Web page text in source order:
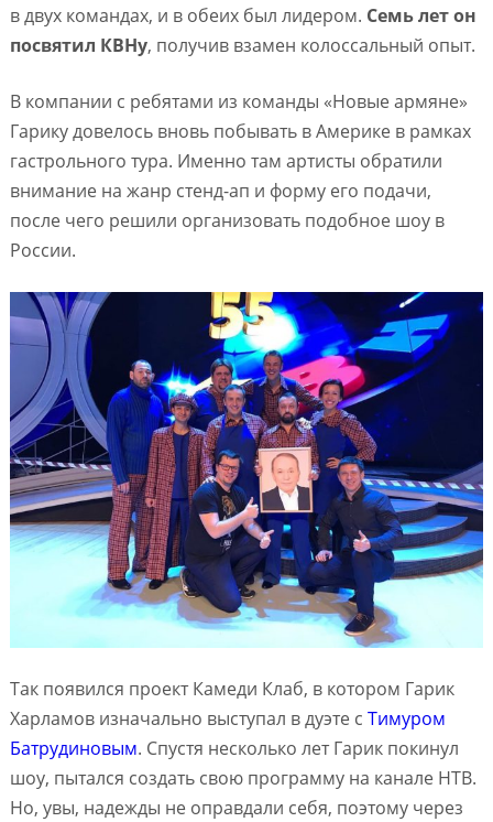
в двух командах, и в обеих был лидером. Семь лет он
посвятил КВНу, получив взамен колоссальный опыт.
В компании с ребятами из команды «Новые армяне»
Гарику довелось вновь побывать в Америке в рамках
гастрольного тура. Именно там артисты обратили
внимание на жанр стенд-ап и форму его подачи,
после чего решили организовать подобное шоу в
России.
Так появился проект Камеди Клаб, в котором Гарик
Харламов изначально выступал в дуэте с Тимуром
Батрудиновым. Спустя несколько лет Гарик покинул
шоу, пытался создать свою программу на канале НТВ.
Но, увы, надежды не оправдали себя, поэтому через